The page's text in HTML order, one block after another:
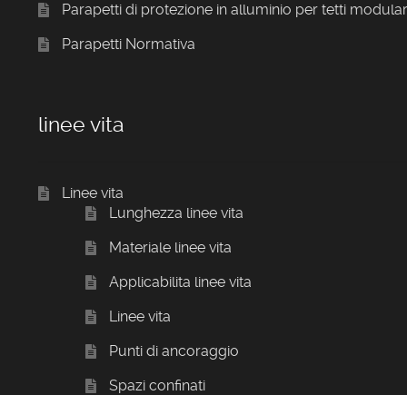
Parapetti di protezione in alluminio per tetti
Parapetti Normativa
linee vita
Linee vita
Lunghezza linee vita
Materiale linee vita
Applicabilita linee vita
Linee vita
Punti di ancoraggio
Spazi confinati